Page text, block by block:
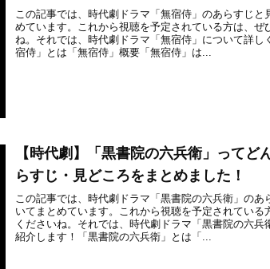
この記事では、時代劇ドラマ「無宿侍」のあらすじと
めています。これから視聴を予定されている方は、ぜ
ね。それでは、時代劇ドラマ「無宿侍」について詳し
宿侍」とは「無宿侍」概要「無宿侍」は...
【時代劇】「黒書院の六兵衛」ってど
らすじ・見どころをまとめました！
この記事では、時代劇ドラマ「黒書院の六兵衛」のあ
いてまとめています。これから視聴を予定されている
くださいね。それでは、時代劇ドラマ「黒書院の六兵
紹介します！「黒書院の六兵衛」とは「...